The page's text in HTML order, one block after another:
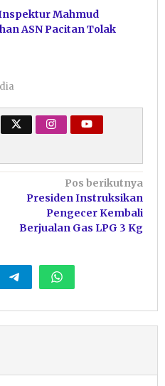
Mahmud
ASN Pacitan Tolak
Pos berikutnya
Presiden Instruksikan
Pengecer Kembali
Berjualan Gas LPG 3 Kg